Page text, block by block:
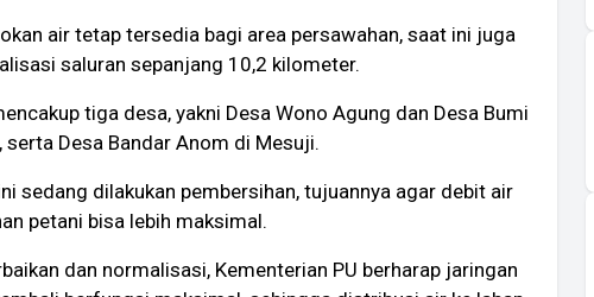
air tetap tersedia bagi area persawahan, saat ini juga
saluran sepanjang 10,2 kilometer.
tiga desa, yakni Desa Wono Agung dan Desa Bumi
serta Desa Bandar Anom di Mesuji.
sedang dilakukan pembersihan, tujuannya agar debit air
petani bisa lebih maksimal.
dan normalisasi, Kementerian PU berharap jaringan